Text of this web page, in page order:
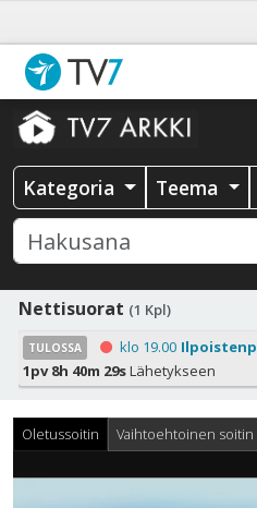
Kategoria Teema
Nettisuorat (1 Kpl)
TULOSSA klo 19.00
1pv 8h 40m 28sLähetykseen
Oletussoitin Vaihtoehtoinen soitin